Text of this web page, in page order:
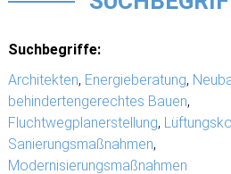
Suchbegriffe:
Architekten, Energieberatung,
behindertengerechtes Bauen,
Fluchtwegplanerstellung,
Sanierungsmaßnahmen,
Modernisierungsmaßnahmen